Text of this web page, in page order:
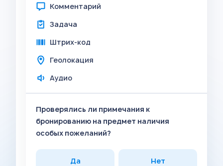
Комментарий
Задача
Штрих-код
Геолокация
Аудио
Проверялись ли примечания к
бронированию на предмет наличия
особых пожеланий?
Да Нет